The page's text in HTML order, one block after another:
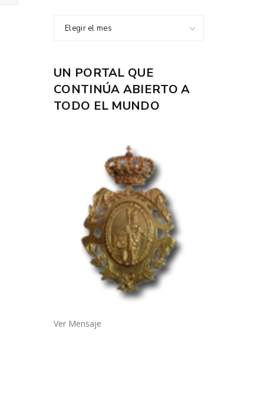
Elegir el mes
UN PORTAL QUE
CONTINÚA ABIERTO A
TODO EL MUNDO
Ver Mensaje